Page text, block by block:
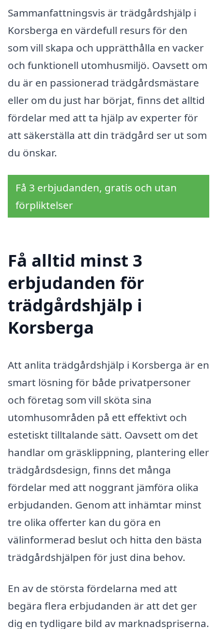
Sammanfattningsvis är trädgårdshjälp i
Korsberga en värdefull resurs för den
som vill skapa och upprätthålla en vacker
och funktionell utomhusmiljö. Oavsett om
du är en passionerad trädgårdsmästare
eller om du just har börjat, finns det alltid
fördelar med att ta hjälp av experter för
att säkerställa att din trädgård ser ut som
du önskar.
Få 3 erbjudanden, gratis och utan
förpliktelser
Få alltid minst 3
erbjudanden för
trädgårdshjälp i
Korsberga
Att anlita trädgårdshjälp i Korsberga är en
smart lösning för både privatpersoner
och företag som vill sköta sina
utomhusområden på ett effektivt och
estetiskt tilltalande sätt. Oavsett om det
handlar om gräsklippning, plantering eller
trädgårdsdesign, finns det många
fördelar med att noggrant jämföra olika
erbjudanden. Genom att inhämtar minst
tre olika offerter kan du göra en
välinformerad beslut och hitta den bästa
trädgårdshjälpen för just dina behov.
En av de största fördelarna med att
begära flera erbjudanden är att det ger
dig en tydligare bild av marknadspriserna.